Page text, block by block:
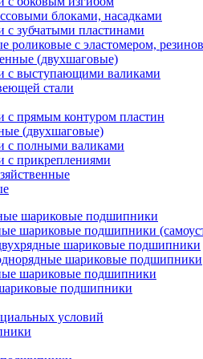
блоками, насадками
с зубчатыми пластинами
роликовые с эластомером,
(двухшаговые)
с выступающими валиками
стали
с прямым контуром пластин
(двухшаговые)
с полными валиками
с прикреплениями
шариковые подшипники
шариковые подшипники
шариковые подшипники
шариковые подшипники
шариковые подшипники
подшипники
условий